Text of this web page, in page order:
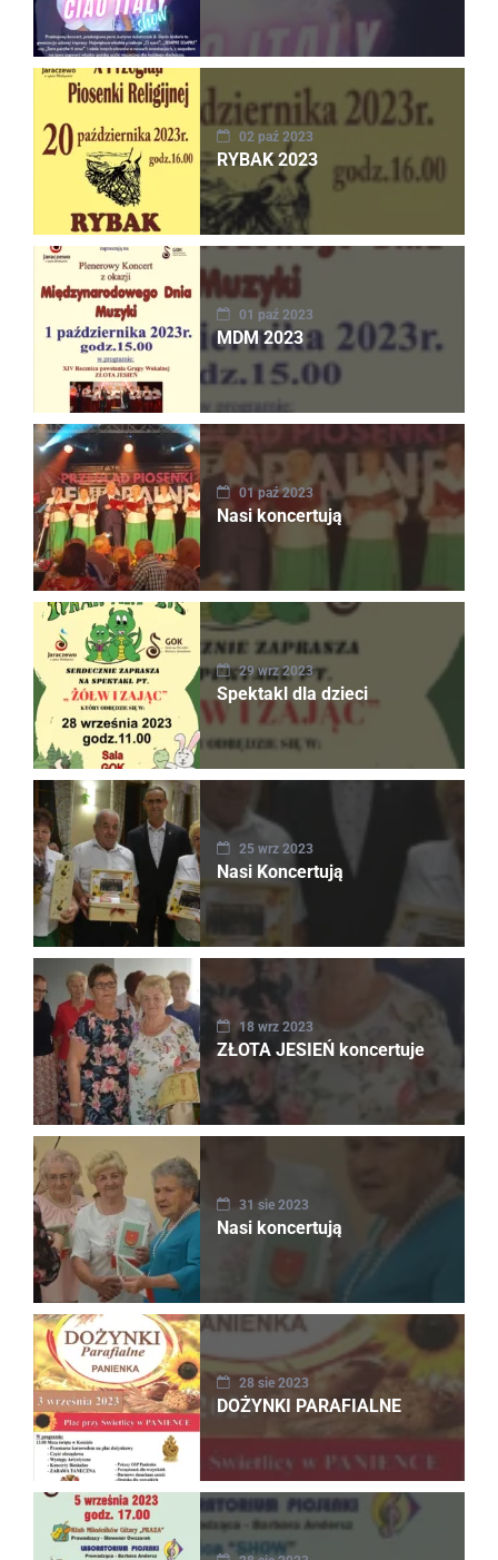
02 paź 2023
RYBAK 2023
01 paź 2023
MDM 2023
01 paź 2023
Nasi koncertują
29 wrz 2023
Spektakl dla dzieci
25 wrz 2023
Nasi Koncertują
18 wrz 2023
ZŁOTA JESIEŃ koncertuje
31 sie 2023
Nasi koncertują
28 sie 2023
DOŻYNKI PARAFIALNE